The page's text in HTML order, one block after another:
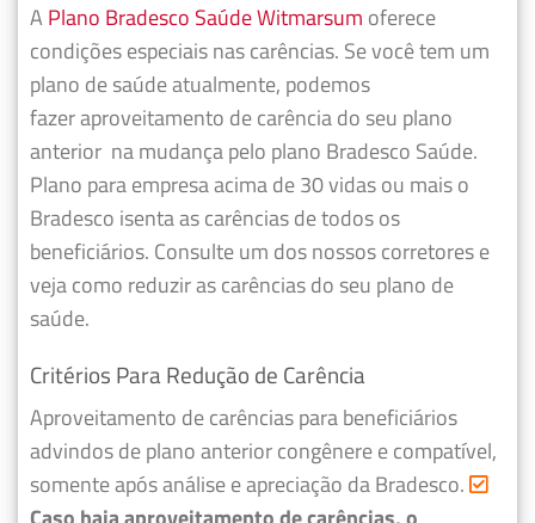
A Plano Bradesco Saúde Witmarsum oferece
condições especiais nas carências. Se você tem um
plano de saúde atualmente, podemos
fazeraproveitamento de carência do seu plano
anterior na mudança pelo plano Bradesco Saúde.
Plano para empresa acima de 30 vidas ou mais o
Bradesco isenta as carências de todos os
beneficiários. Consulte um dos nossos corretores e
veja como reduzir as carências do seu plano de
saúde.
Critérios Para Redução de Carência
Aproveitamento de carências para beneficiários
advindos de plano anterior congênere e compatível,
somente após análise e apreciação da Bradesco.